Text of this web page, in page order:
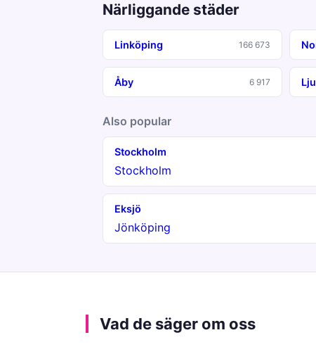
Närliggande städer
Linköping 166 673
Åby 6 917
Also popular
Stockholm
Stockholm
Eksjö
Jönköping
Vad de säger om oss